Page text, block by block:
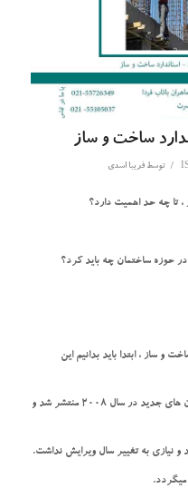
/ توسط فریبا اسدی
در حوزه ساختمان چه باید کرد؟
23045 – استاندارد ساخت و ساز ، ابتدا باید بدانیم این
ایزو 23045 در حوزه بهره وری انرژی ساختمان های جدید در سال 2008 منتشر شد و